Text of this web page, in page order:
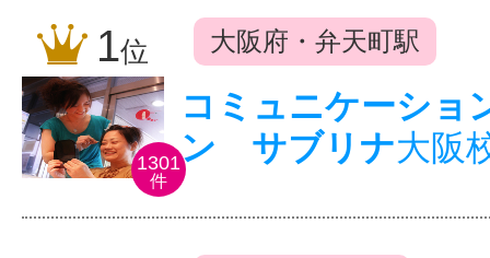
1位 大阪府・弁天町駅
1301
件
コミュニケーショ
ン サブリナ大阪